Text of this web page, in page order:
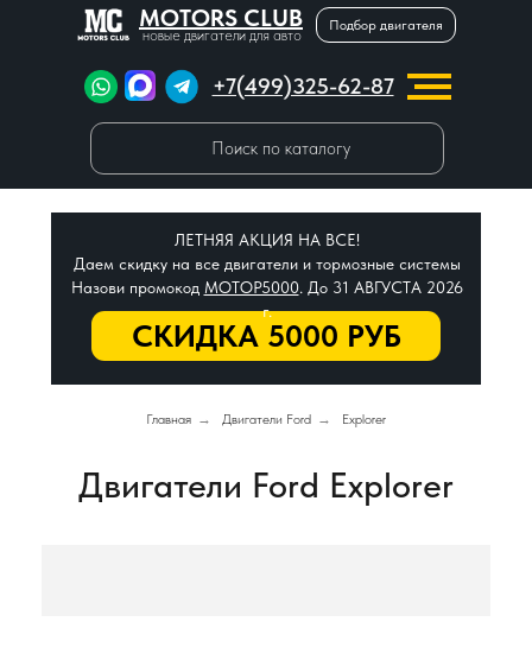
MOTORS CLUB
новые двигатели для авто
Подбор двигателя
+7(499)325-62-87
Поиск по каталогу
СКИДКА 5000 РУБ
ЛЕТНЯЯ АКЦИЯ НА ВСЕ!
Даем скидку на все двигатели и тормозные системы
Назови промокод МОТОР5000. До 31 АВГУСТА 2026
г.
Главная → Двигатели Ford → Explorer
Двигатели Ford Explorer